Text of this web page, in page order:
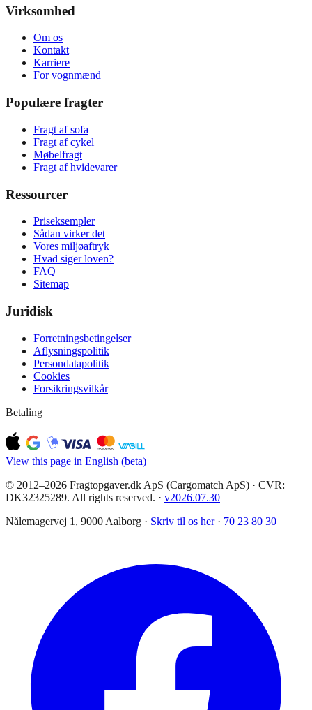
Virksomhed
Om os
Kontakt
Karriere
For vognmænd
Populære fragter
Fragt af sofa
Fragt af cykel
Møbelfragt
Fragt af hvidevarer
Ressourcer
Priseksempler
Sådan virker det
Vores miljøaftryk
Hvad siger loven?
FAQ
Sitemap
Juridisk
Forretningsbetingelser
Aflysningspolitik
Persondatapolitik
Cookies
Forsikringsvilkår
Betaling
View this page in English (beta)
© 2012–2026 Fragtopgaver.dk ApS (Cargomatch ApS) · CVR:
DK32325289. All rights reserved. · v2026.07.30
Nålemagervej 1, 9000 Aalborg · Skriv til os her · 70 23 80 30